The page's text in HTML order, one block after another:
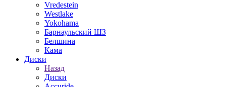
Vredestein
Westlake
Yokohama
Барнаульский ШЗ
Белшина
Кама
Диски
Назад
Диски